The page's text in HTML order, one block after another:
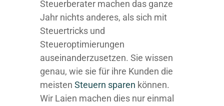
Steuerberater machen das ganze
Jahr nichts anderes, als sich mit
Steuertricks und
Steueroptimierungen
auseinanderzusetzen. Sie wissen
genau, wie sie für ihre Kunden die
meisten Steuern sparen können.
Wir Laien machen dies nur einmal